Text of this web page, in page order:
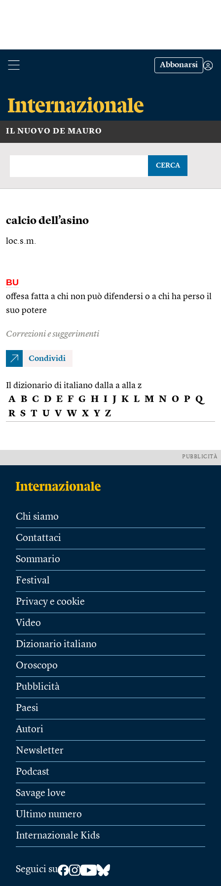
Abbonarsi
IL NUOVO DE MAURO
CERCA
calcio dell’asino
loc.s.m.
BU
offesa fatta a chi non può difendersi o a chi ha perso il
suo potere
Correzioni e suggerimenti
Condividi
Il dizionario di italiano dalla a alla z
A B C D E F G H I J K L M N O P Q
R S T U V W X Y Z
PUBBLICITÀ
Chi siamo
Contattaci
Sommario
Festival
Privacy e cookie
Video
Dizionario italiano
Oroscopo
Pubblicità
Paesi
Autori
Newsletter
Podcast
Savage love
Ultimo numero
Internazionale Kids
Seguici su